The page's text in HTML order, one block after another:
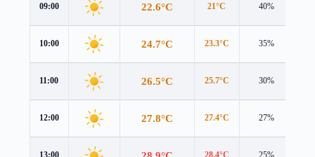
09:00 22.6°C 21°C 40%
10:00 24.7°C 23.3°C 35%
11:00 26.5°C 25.7°C 30%
12:00 27.8°C 27.4°C 27%
13:00 28.4°C 25%